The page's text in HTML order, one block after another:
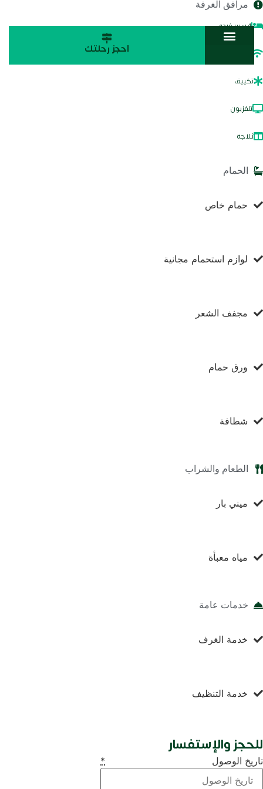
احجز رحلتك
مرافق الغرفة
4 سرير فردي
واي فاي
تكييف
تلفزيون
ثلاجة
الحمام
حمام خاص
لوازم استحمام مجانية
مجفف الشعر
ورق حمام
شطافة
الطعام والشراب
ميني بار
مياه معبأة
خدمات عامة
خدمة الغرف
خدمة التنظيف
والإستفسار
الوصول